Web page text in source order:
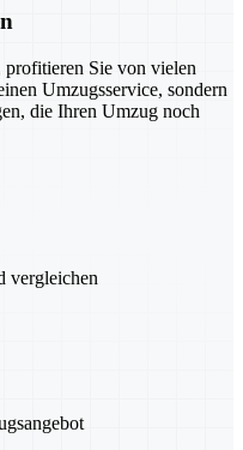
profitieren Sie von vielen
Umzugsservice, sondern
die Ihren Umzug noch
vergleichen